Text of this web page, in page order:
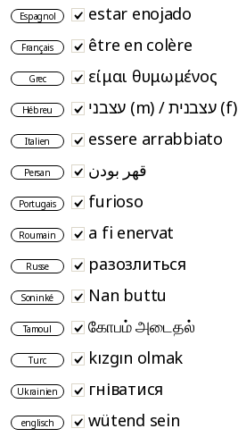
Espagnol estar enojado
Français être en colère
Grec είμαι θυμωμένος
Hébreu עצבני (m) / עצבנית (f)
Italien essere arrabbiato
Persan قهر بودن
Portugais furioso
Roumain a fi enervat
Russe разозлиться
Soninké Nan buttu
Tamoul கோபம் அடைதல்
Turc kızgın olmak
Ukrainien гніватися
englisch wütend sein